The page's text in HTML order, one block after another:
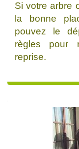
Si votre arbre
la bonne
pouvez le
règles pour
reprise.